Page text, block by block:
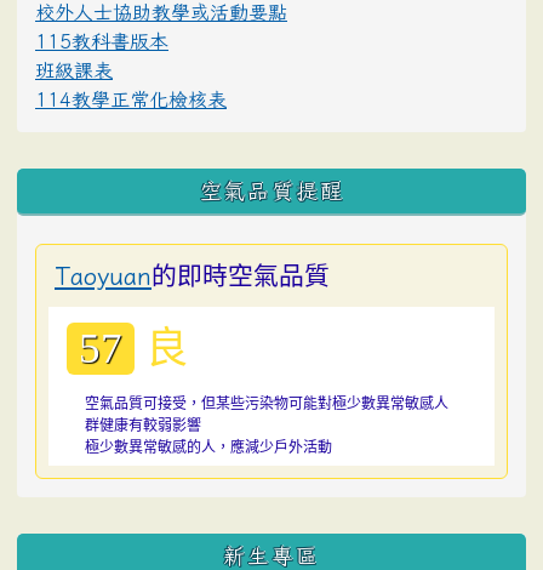
校外人士協助教學或活動要點
115教科書版本
班級課表
114教學正常化檢核表
空氣品質提醒
Taoyuan的即時空氣品質
57 良
空氣品質可接受，但某些污染物可能對極少數異常敏感人
群健康有較弱影響
極少數異常敏感的人，應減少戶外活動
:::
新生專區